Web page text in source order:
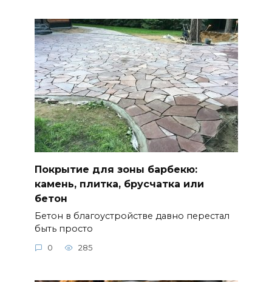
Покрытие для зоны барбекю:
камень, плитка, брусчатка или
бетон
Бетон в благоустройстве давно перестал
быть просто
0 285